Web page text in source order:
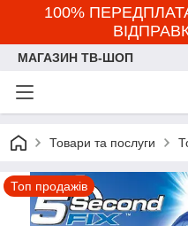
100%
МАГАЗИН ТВ-ШОП
Товари та послуги
Топ продажів